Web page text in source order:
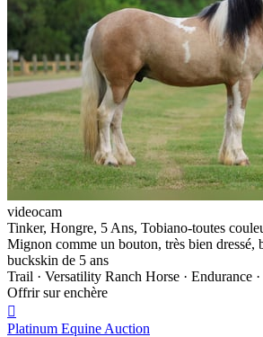
videocam
Tinker, Hongre, 5 Ans, Tobiano-toutes
Mignon comme un bouton, très bien dressé,
buckskin de 5 ans
Trail · Versatility Ranch Horse · Endurance
Offrir sur enchère

Platinum Equine Auction